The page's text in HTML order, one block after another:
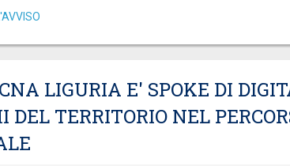
LIGURIA E' SPOKE DI
DEL TERRITORIO NEL